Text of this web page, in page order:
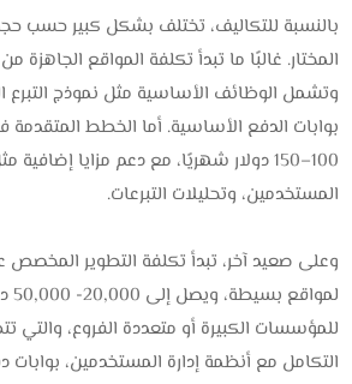
بالنسبة للتكاليف، تختلف بشكل كبير حسب
وتشمل الوظائف الأساسية مثل نموذج التبرع
بوابات الدفع الأساسية. أما الخطط
100–150 دولار شهريًا، مع دعم مزايا إضافية
المستخدمين، وتحليلات التبرعات.
للمؤسسات الكبيرة أو متعددة الفروع، والتي
التكامل مع أنظمة إدارة المستخدمين،